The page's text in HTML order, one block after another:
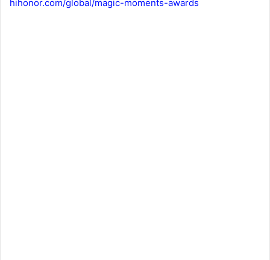
hihonor.com/global/magic-moments-awards